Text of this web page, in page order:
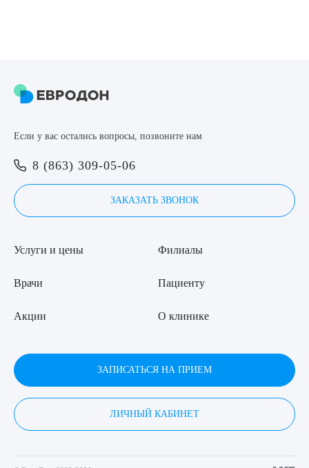
Если у вас остались вопросы, позвоните нам
8 (863) 309-05-06
ЗАКАЗАТЬ ЗВОНОК
Услуги и цены
Врачи
Акции
Филиалы
Пациенту
О клинике
ЗАПИСАТЬСЯ НА ПРИЕМ
ЛИЧНЫЙ КАБИНЕТ